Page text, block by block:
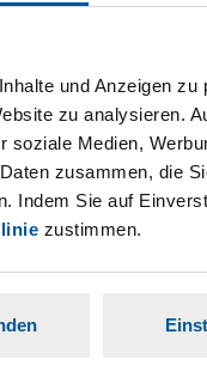
und Anzeigen
zu analysieren.
soziale Medien,
zusammen, die
Indem Sie auf
zustimmen.
der geeignete
Tätigkeit und